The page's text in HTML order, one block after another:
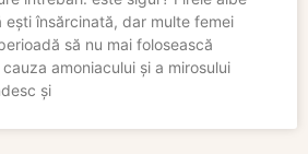
însărcinată, dar multe femei
să nu mai folosească
amoniacului și a mirosului
și